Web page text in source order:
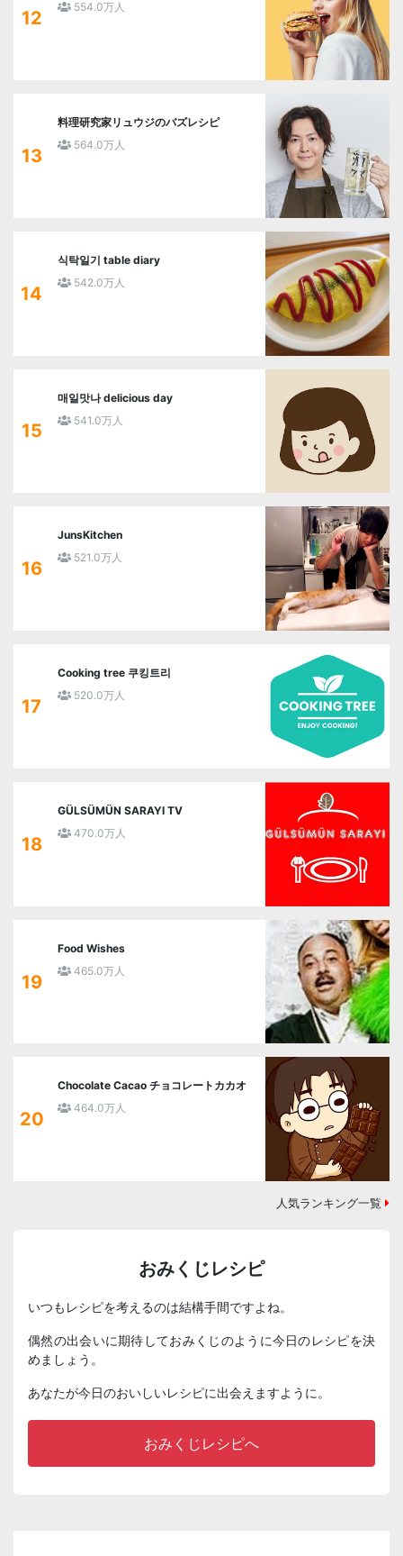
12
554.0万人
13
料理研究家リュウジのバズレシピ
564.0万人
14
식탁일기 table diary
542.0万人
15
매일맛나 delicious day
541.0万人
16
JunsKitchen
521.0万人
17
Cooking tree 쿠킹트리
520.0万人
18
GÜLSÜMÜN SARAYI TV
470.0万人
19
Food Wishes
465.0万人
20
Chocolate Cacao チョコレートカカオ
464.0万人
人気ランキング一覧
おみくじレシピ
いつもレシピを考えるのは結構手間ですよね。
偶然の出会いに期待しておみくじのように今日のレシピを決
めましょう。
あなたが今日のおいしいレシピに出会えますように。
おみくじレシピへ